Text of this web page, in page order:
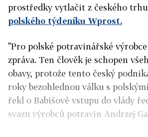
prostředky vytlačit z českého
polského týdeníku Wprost.
"Pro polské potravinářské
zpráva. Ten člověk je schopen
obavy, protože tento český
roky bezohlednou válku s
řekl o Babišově vstupu do vlády
svazu výrobců potravin Andrzej